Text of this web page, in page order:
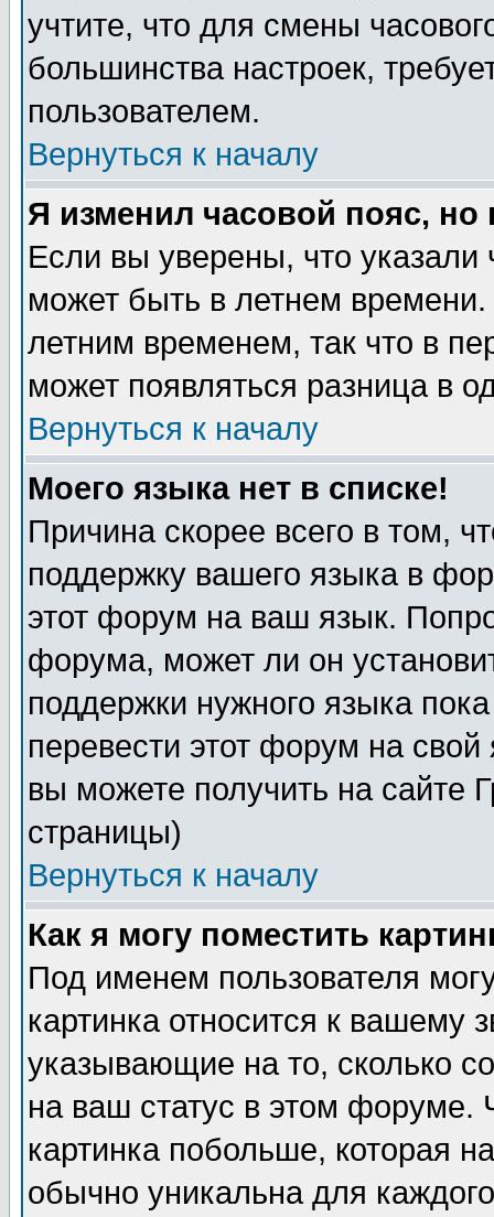
учтите, что для смены
большинства настроек,
пользователем.
Вернуться к началу
Я изменил часовой пояс,
Если вы уверены, что указали
может быть в летнем
летним временем, так что в
может появляться разница в
Вернуться к началу
Моего языка нет в списке!
Причина скорее всего в том,
поддержку вашего языка в
этот форум на ваш язык.
форума, может ли он
поддержки нужного языка
перевести этот форум на
вы можете получить на сайте
страницы)
Вернуться к началу
Как я могу поместить
Под именем пользователя
картинка относится к вашему
указывающие на то, сколько
на ваш статус в этом форуме.
картинка побольше, которая
обычно уникальна для